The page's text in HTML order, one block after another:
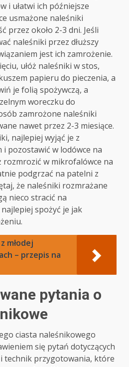
i ułatwi ich późniejsze
usmażone naleśniki
przez około 2-3 dni. Jeśli
naleśniki przez dłuższy
jest ich zamrożenie.
ułóż naleśniki w stos,
papieru do pieczenia, a
je folią spożywczą, a
woreczku do
zamrożone naleśniki
nawet przez 2-3 miesiące.
najlepiej wyjąć je z
pozostawić w lodówce na
rozmrozić w mikrofalówce na
podgrzać na patelni z
że naleśniki rozmrażane
nieco stracić na
spożyć je jak
młodej
– przepis na
pytania o
ciasta naleśnikowego
się pytań dotyczących
technik przygotowania, które